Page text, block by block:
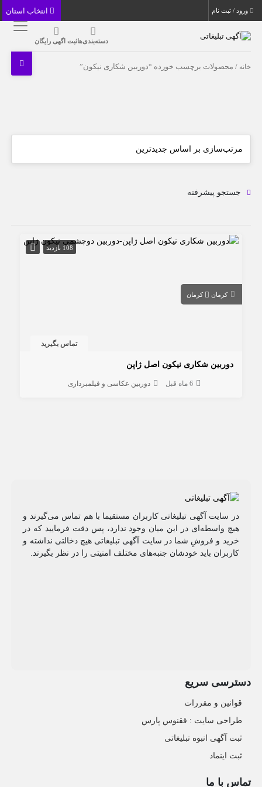
ورود / ثبت نام
دسته‌بندی‌هاثبت اگهی رایگان
خانه / محصولات برچسب خورده “دوربین شکاری نیکون”
جستجو پیشرفته
108 بازدید
کرمان کرمان
تماس بگیرید
دوربین شکاری نیکون اصل ژاپن
6 ماه قبل دوربین عکاسی و فیلمبرداری
در سایت آگهی تبلیغاتی کاربران مستقیما با هم تماس می‌گیرند و
هیچ واسطه‌ای در این میان وجود ندارد، پس دقت فرمایید که در
خرید و فروشِ شما در سایت آگهی تبلیغاتی هیچ دخالتی نداشته و
کاربران باید خودشان جنبه‌های مختلف امنیتی را در نظر بگیرند.
دسترسی سریع
قوانین و مقررات
طراحی سایت : ققنوس پارس
ثبت آگهی انبوه تبلیغاتی
ثبت اینماد
تماس با ما